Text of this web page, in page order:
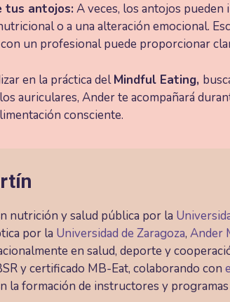
tus antojos: A veces, los antojos pueden
o a una alteración emocional.
un profesional puede proporcionar
en la práctica delMindful Eating,
auriculares, Ander te acompañará
consciente.
nutrición y salud pública por la
por la Universidad de Zaragoza,Ander
en salud, deporte y
y certificado MB-Eat, colaborando con
la formación de instructores y